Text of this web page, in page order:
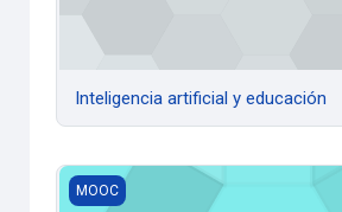
Inteligencia artificial y educación
Un producto tecnológico digital
MOOC